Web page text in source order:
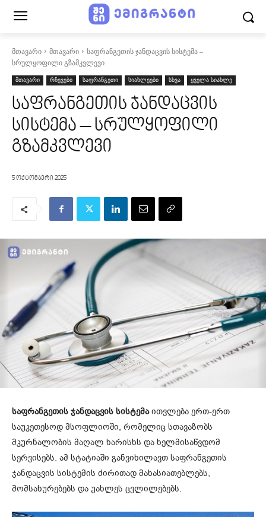
მთავარი მთავარი
საფრანგეთის ჯანდაცვის სისტემა –
სრულყოფილი გზამკვლევი
მთავარი რჩევები საფრანგეთი სიახლეები სხვა ყველა სიახლე
საფრანგეთის ჯანდაცვის
სისტემა – სრულყოფილი
გზამკვლევი
5 ოქტომბერი 2025
საფრანგეთის ჯანდაცვის სისტემაითვლება ერთ-ერთ
საუკეთესოდ მსოფლიოში, რომელიც სთავაზობს
მკურნალობის მაღალ ხარისხს და ხელმისაწვდომ
სერვისებს. ამ სტატიაში განვიხილავთ საფრანგეთის
ჯანდაცვის სისტემის ძირითად მახასიათებლებს,
მომსახურებებს და უახლეს ცვლილებებს.